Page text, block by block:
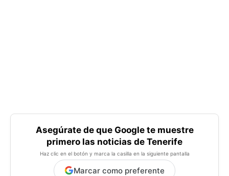
Asegúrate de que Google te muestre
primero las noticias de Tenerife
Haz clic en el botón y marca la casilla en la siguiente pantalla
Marcar como preferente